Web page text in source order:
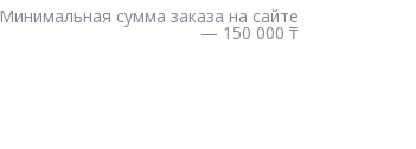
Минимальная сумма заказа на сайте
— 150 000 ₸